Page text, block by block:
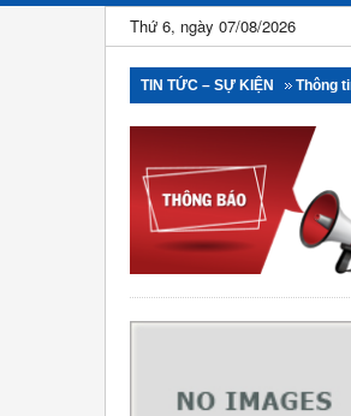
Thứ 6, ngày 07/08/2026
TIN TỨC – SỰ KIỆN Thông